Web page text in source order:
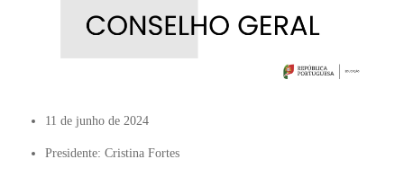
11 de junho de 2024
Presidente: Cristina Fortes